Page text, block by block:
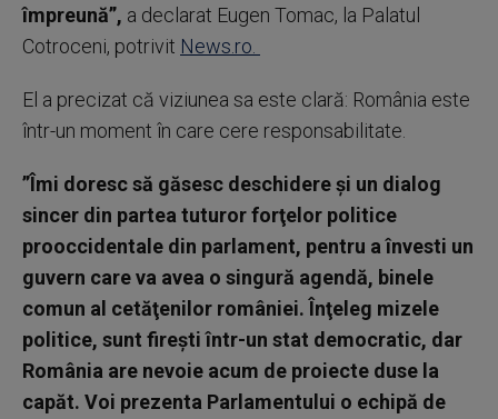
împreună”, a declarat Eugen Tomac, la Palatul
Cotroceni, potrivit News.ro.
El a precizat că viziunea sa este clară: România este
într-un moment în care cere responsabilitate.
”Îmi doresc să găsesc deschidere şi un dialog
sincer din partea tuturor forţelor politice
prooccidentale din parlament, pentru a învesti un
guvern care va avea o singură agendă, binele
comun al cetăţenilor româniei. Înţeleg mizele
politice, sunt fireşti într-un stat democratic, dar
România are nevoie acum de proiecte duse la
capăt. Voi prezenta Parlamentului o echipă de